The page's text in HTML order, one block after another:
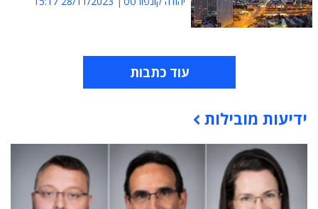
עוד כתבות
תוכן פרסומי
ידיעות מובילות